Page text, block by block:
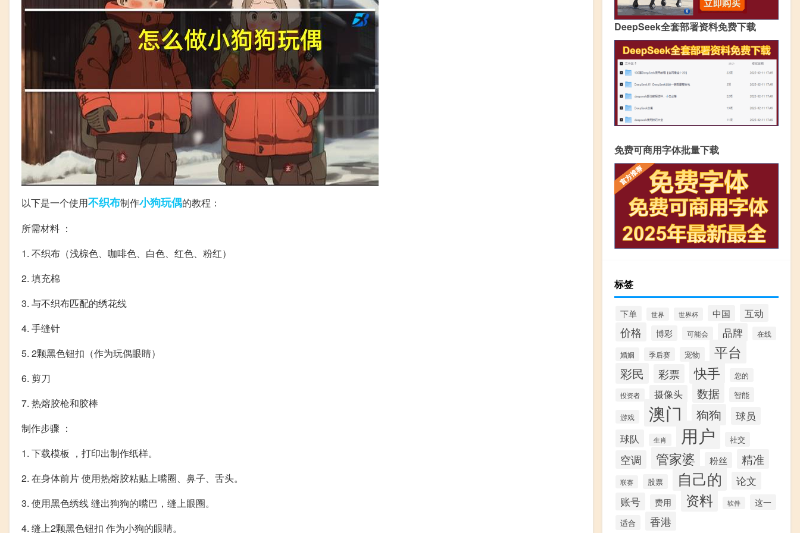
以下是一个使用不织布制作小狗玩偶的教程：
所需材料 ：
1. 不织布（浅棕色、咖啡色、白色、红色、粉红）
2. 填充棉
3. 与不织布匹配的绣花线
4. 手缝针
5. 2颗黑色钮扣（作为玩偶眼睛）
6. 剪刀
7. 热熔胶枪和胶棒
制作步骤 ：
1. 下载模板 ，打印出制作纸样。
2. 在身体前片 使用热熔胶粘贴上嘴圈、鼻子、舌头。
3. 使用黑色绣线 缝出狗狗的嘴巴，缝上眼圈。
4. 缝上2颗黑色钮扣 作为小狗的眼睛。
DeepSeek全套部署资料免费下载
免费可商用字体批量下载
标签
下单 世界 世界杯 中国 互动
价格 博彩 可能会 品牌 在线
婚姻 季后赛 宠物 平台
彩民 彩票 快手 您的
投资者 摄像头 数据 智能
游戏 澳门 狗狗
球员
球队
生肖 用户 社交
空调 管家婆 粉丝 精准
联赛 股票 自己的
论文
账号
费用 资料 软件 这一
适合 香港